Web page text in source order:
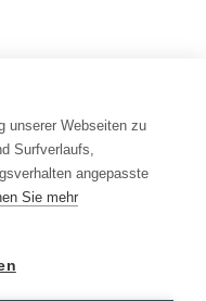
unserer Webseiten zu
Surfverlaufs,
angepasste
Sie mehr